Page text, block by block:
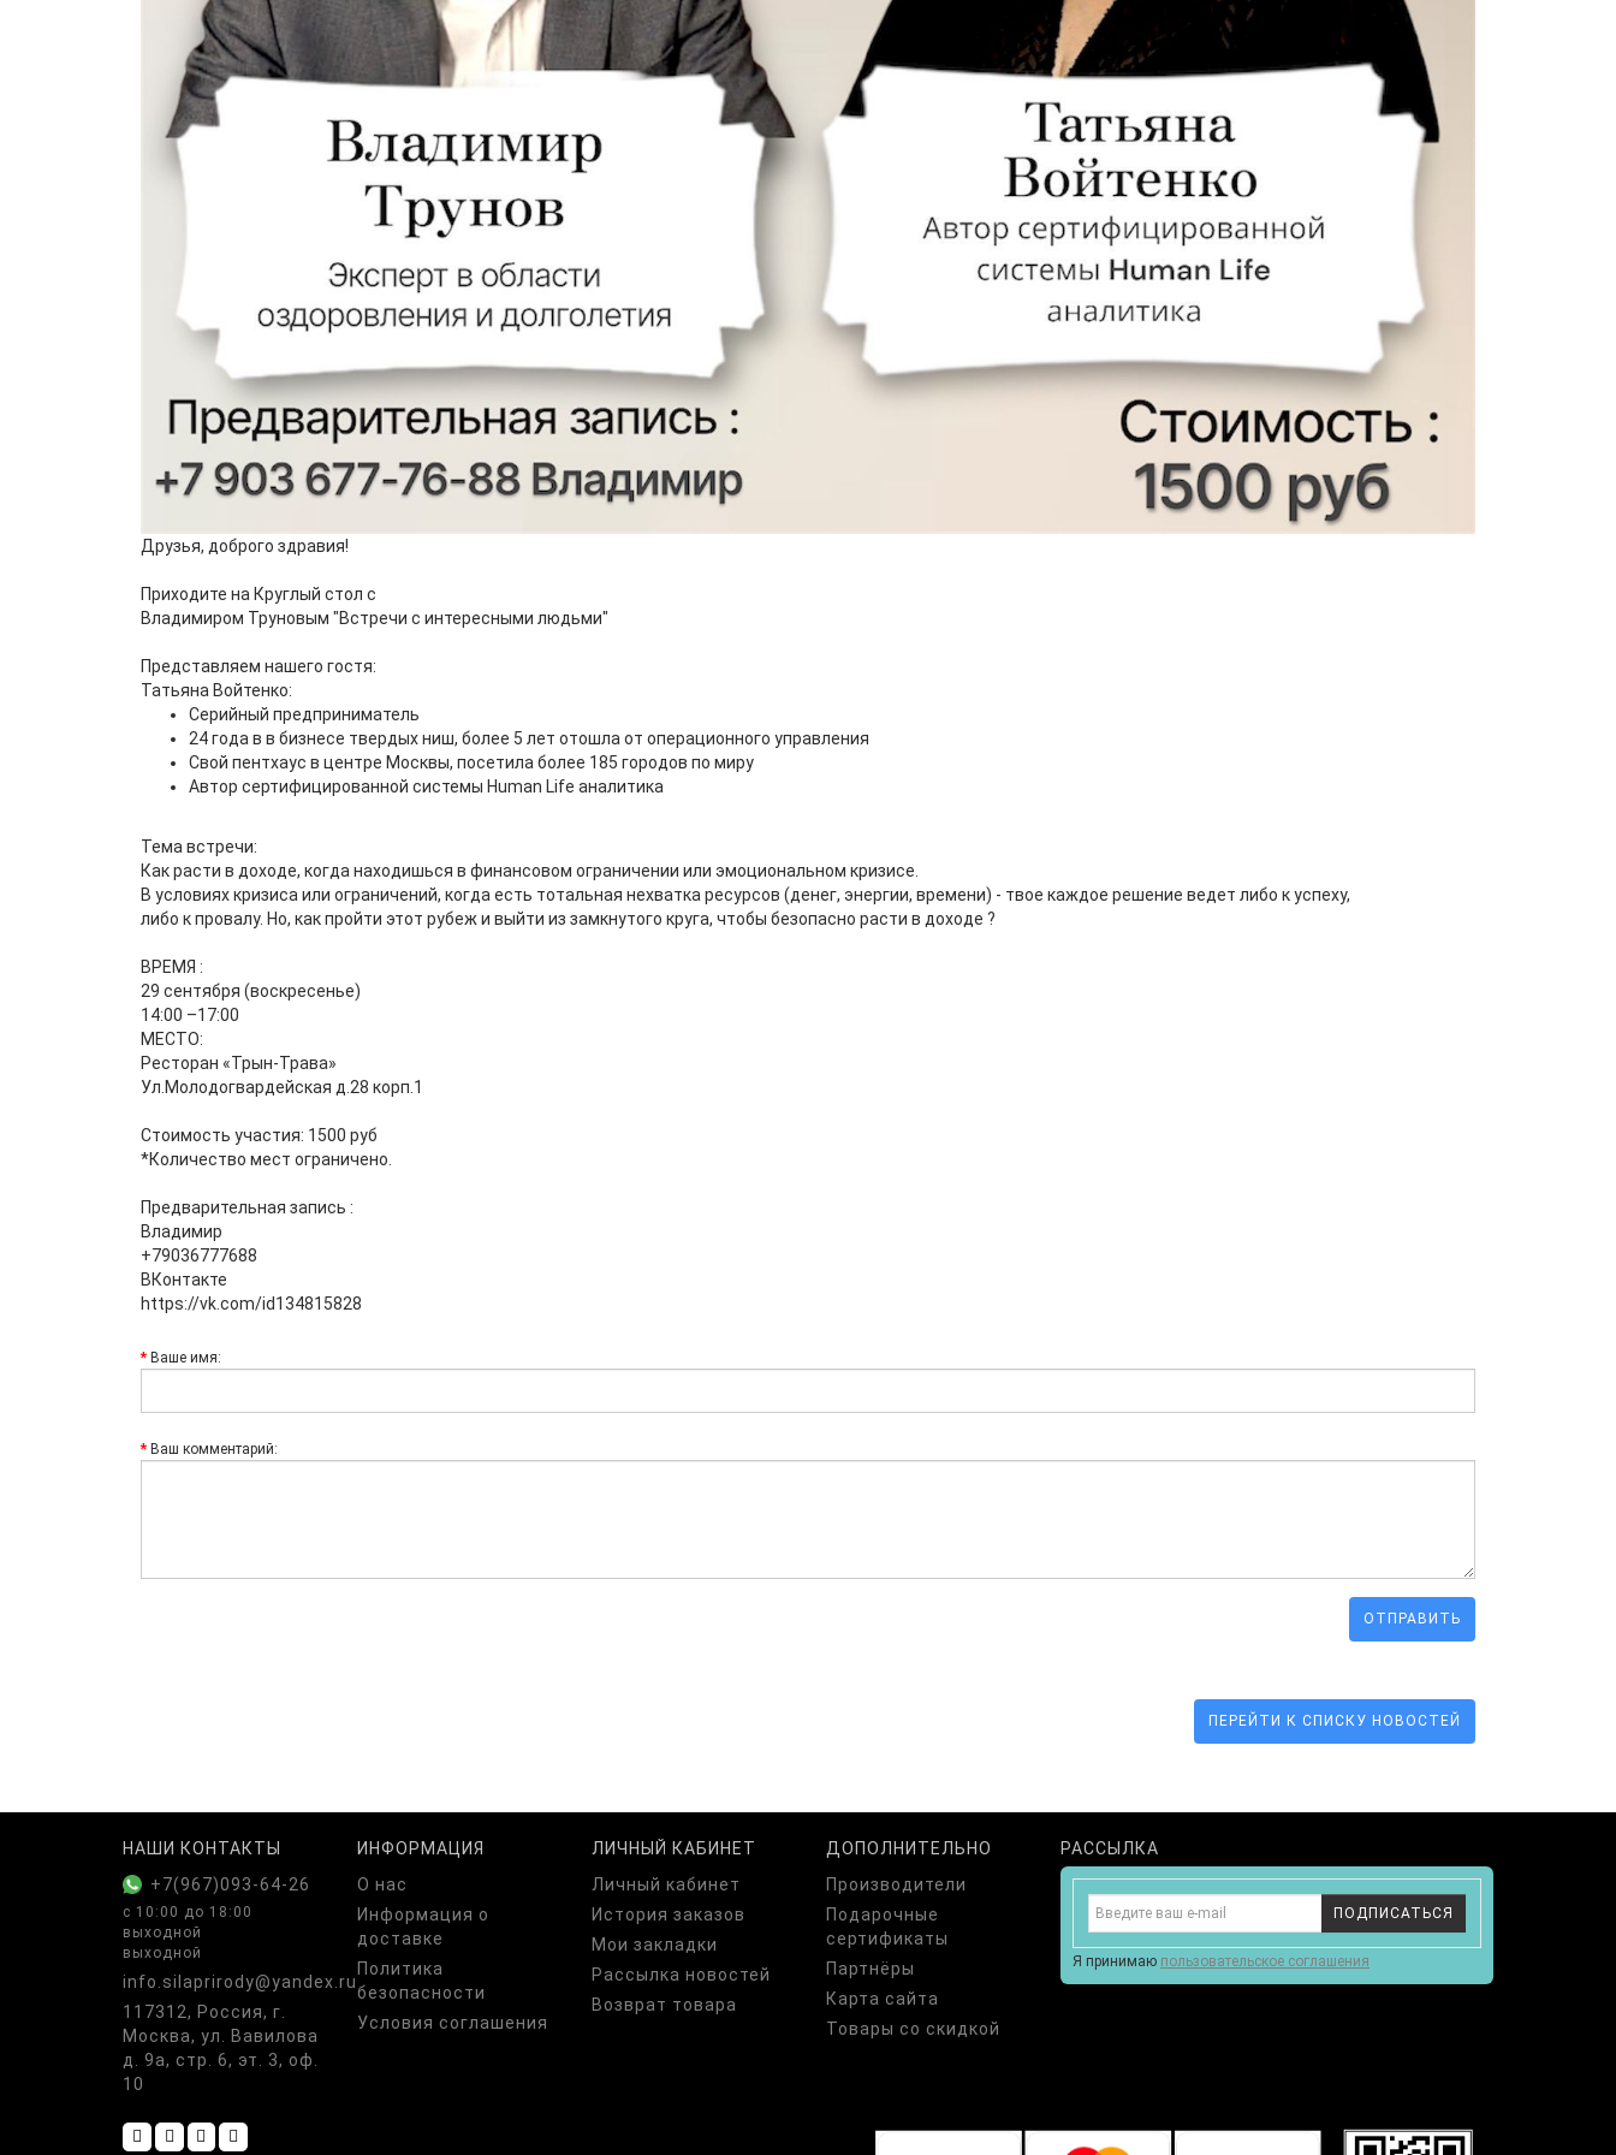
Друзья, доброго здравия!
Приходите на Круглый стол с
Владимиром Труновым "Встречи с интересными людьми"
Представляем нашего гостя:
Татьяна Войтенко:
Серийный предприниматель
24 года в в бизнесе твердых ниш, более 5 лет отошла от операционного управления
Свой пентхаус в центре Москвы, посетила более 185 городов по миру
Автор сертифицированной системы Human Life аналитика
Тема встречи:
Как расти в доходе, когда находишься в финансовом ограничении или эмоциональном кризисе.
В условиях кризиса или ограничений, когда есть тотальная нехватка ресурсов (денег, энергии, времени) - твое каждое решение ведет либо к успеху,
либо к провалу. Но, как пройти этот рубеж и выйти из замкнутого круга, чтобы безопасно расти в доходе ?
ВРЕМЯ :
29 сентября (воскресенье)
14:00 –17:00
МЕСТО:
Ресторан «Трын-Трава»
Ул.Молодогвардейская д.28 корп.1
Стоимость участия: 1500 руб
*Количество мест ограничено.
Предварительная запись :
Владимир
+79036777688
ВКонтакте
https://vk.com/id134815828
Ваше имя:
Ваш комментарий:
ОТПРАВИТЬ
ПЕРЕЙТИ К СПИСКУ НОВОСТЕЙ
НАШИ КОНТАКТЫ
+7(967)093-64-26
с 10:00 до 18:00
выходной
выходной
info.silaprirody@yandex.ru
117312, Россия, г.
Москва, ул. Вавилова
д. 9а, стр. 6, эт. 3, оф.
10
ИНФОРМАЦИЯ
О нас
Информация о
доставке
Политика
безопасности
Условия соглашения
ЛИЧНЫЙ КАБИНЕТ
Личный кабинет
История заказов
Мои закладки
Рассылка новостей
Возврат товара
ДОПОЛНИТЕЛЬНО
Производители
Подарочные
сертификаты
Партнёры
Карта сайта
Товары со скидкой
РАССЫЛКА
ПОДПИСАТЬСЯ
Я принимаю пользовательское соглашения